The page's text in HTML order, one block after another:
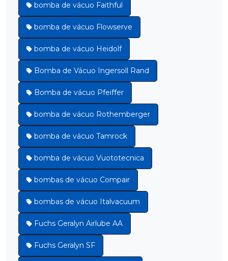
bomba de vácuo Faithful
bomba de vácuo Flowserve
bomba de vácuo Heidolf
Bomba de Vácuo Ingersoll Rand
Bomba de vácuo Pfeiffer
bomba de vácuo Rothemberger
bomba de vácuo Tamrock
bomba de vácuo Vuototecnica
bombas de vácuo Compair
bombas de vácuo Italvacuum
Fuchs Geralyn Airlube AA
Fuchs Geralyn SF